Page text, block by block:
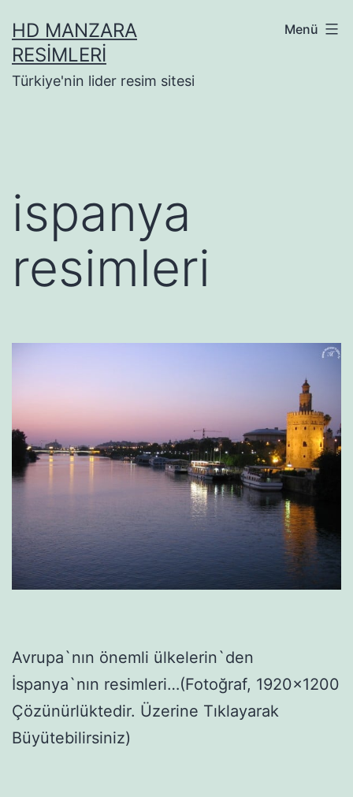
geçHD MANZARA
RESIMLERI
Türkiye'nin lider resim sitesi
Menü
ispanya
resimleri
Avrupa`nın önemli ülkelerin`den
İspanya`nın resimleri…(Fotoğraf, 1920×1200
Çözünürlüktedir. Üzerine Tıklayarak
Büyütebilirsiniz)